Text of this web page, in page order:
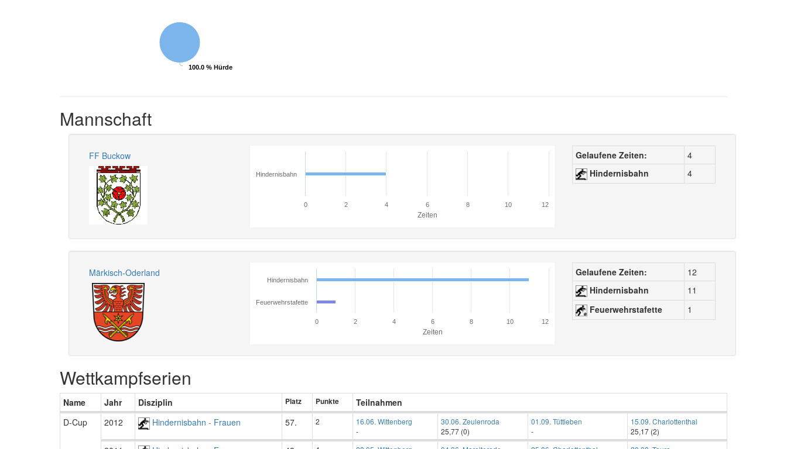
100.0 % Hürde
100.0 % Hürde
Mannschaft
FF Buckow
Zeiten
Hindernisbahn
0 2 4 6 8 10 12
Gelaufene Zeiten:
4
Hindernisbahn
4
Märkisch-Oderland
Zeiten
Hindernisbahn
Feuerwehrstafette
0 2 4 6 8 10 12
Gelaufene Zeiten:
12
Hindernisbahn
11
Feuerwehrstafette
1
Wettkampfserien
Name Jahr Disziplin Platz Punkte
Teilnahmen
D-Cup
2012 Hindernisbahn - Frauen 57. 2
16.06. Wittenberg
-
30.06. Zeulenroda
25,77 (0)
01.09. Tüttleben
-
15.09. Charlottenthal
25,17 (2)